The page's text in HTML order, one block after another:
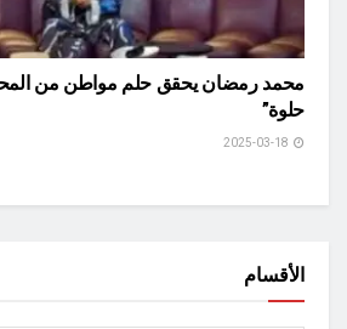
محمد رمضان يحقق حلم مواطن من
حلوة”
الأقسام